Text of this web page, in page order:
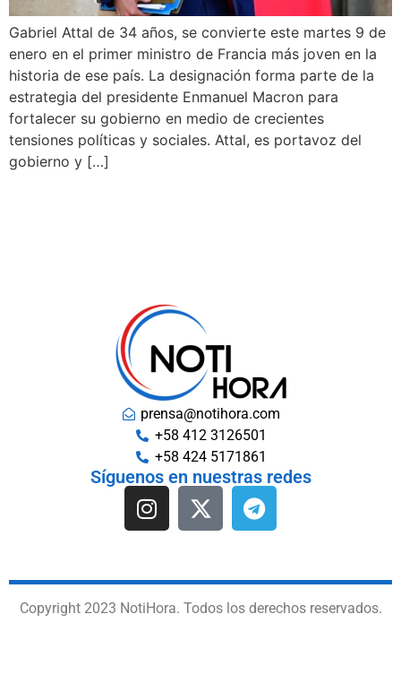
Gabriel Attal de 34 años, se convierte este martes 9 de
enero en el primer ministro de Francia más joven en la
historia de ese país. La designación forma parte de la
estrategia del presidente Enmanuel Macron para
fortalecer su gobierno en medio de crecientes
tensiones políticas y sociales. Attal, es portavoz del
gobierno y […]
prensa@notihora.com
+58 412 3126501
+58 424 5171861
Síguenos en nuestras redes
Copyright 2023 NotiHora. Todos los derechos reservados.